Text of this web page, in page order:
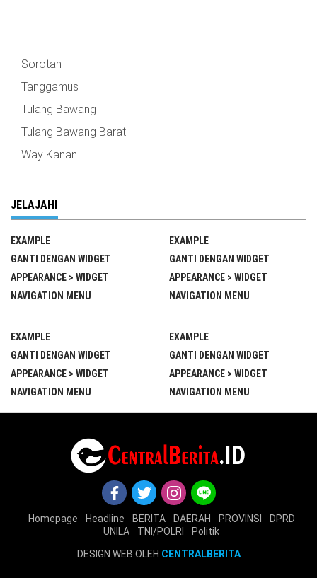
Sorotan
Tanggamus
Tulang Bawang
Tulang Bawang Barat
Way Kanan
JELAJAHI
EXAMPLE
GANTI DENGAN WIDGET
APPEARANCE > WIDGET
NAVIGATION MENU
EXAMPLE
GANTI DENGAN WIDGET
APPEARANCE > WIDGET
NAVIGATION MENU
EXAMPLE
GANTI DENGAN WIDGET
APPEARANCE > WIDGET
NAVIGATION MENU
EXAMPLE
GANTI DENGAN WIDGET
APPEARANCE > WIDGET
NAVIGATION MENU
Homepage Headline BERITA DAERAH PROVINSI
DPRD
UNILA
TNI/POLRI
Politik
DESIGN WEB OLEH CENTRALBERITA